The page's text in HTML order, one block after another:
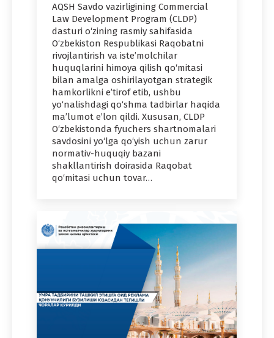
AQSH Savdo vazirligining Commercial
Law Development Program (CLDP)
dasturi o‘zining rasmiy sahifasida
O‘zbekiston Respublikasi Raqobatni
rivojlantirish va iste’molchilar
huquqlarini himoya qilish qo‘mitasi
bilan amalga oshirilayotgan strategik
hamkorlikni e’tirof etib, ushbu
yo‘nalishdagi qo‘shma tadbirlar haqida
ma’lumot e’lon qildi. Xususan, CLDP
O‘zbekistonda fyuchers shartnomalari
savdosini yo‘lga qo‘yish uchun zarur
normativ-huquqiy bazani
shakllantirish doirasida Raqobat
qo‘mitasi uchun tovar…